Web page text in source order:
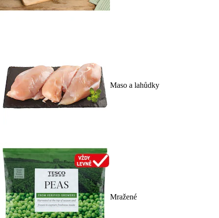
Maso a lahůdky
Mražené